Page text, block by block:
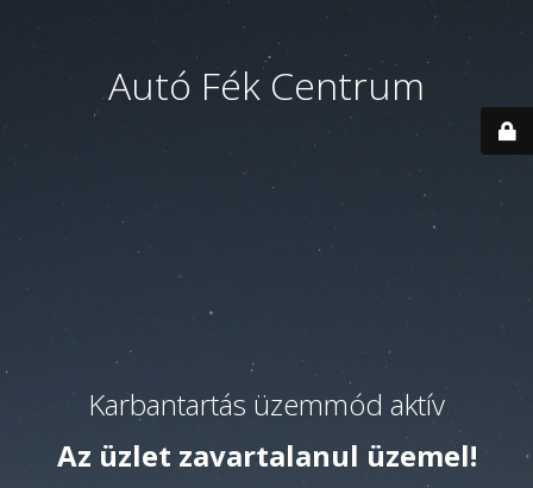
Autó Fék Centrum
Karbantartás üzemmód aktív
Az üzlet zavartalanul üzemel!